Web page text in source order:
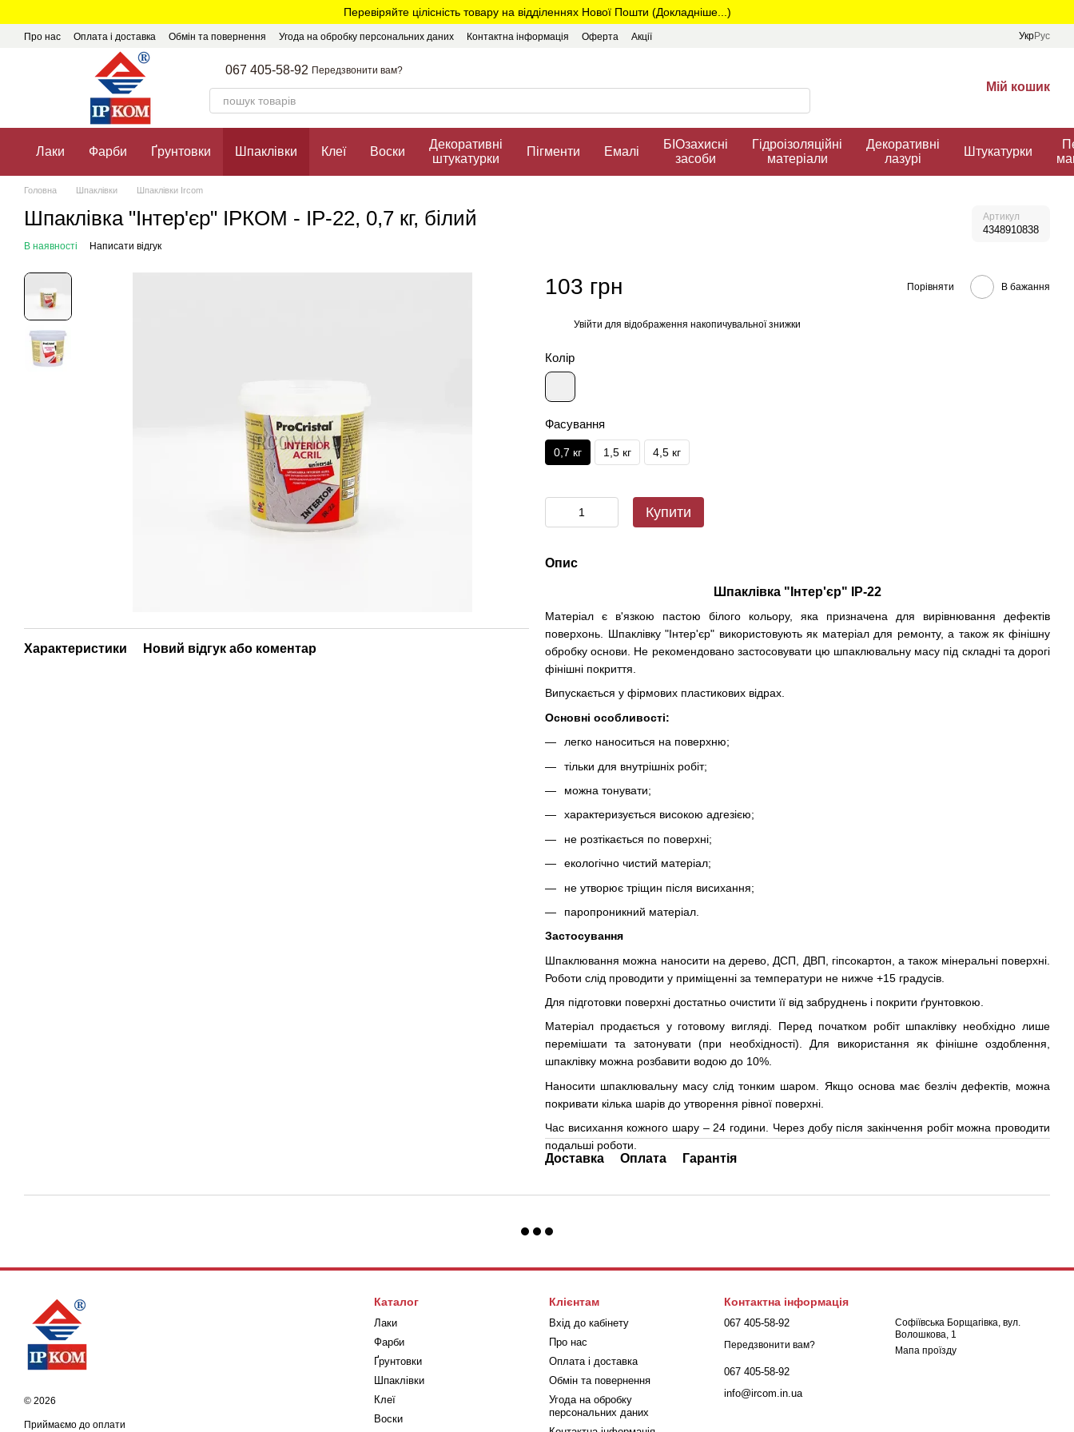
Перевіряйте цілісність товару на відділеннях Нової Пошти (Докладніше...)
Про нас Оплата і доставка Обмін та повернення Угода на обробку персональних даних Контактна інформація Оферта Акції УкрРус
067 405-58-92 Передзвонити вам?
Мій кошик
Лаки Фарби Ґрунтовки Шпаклівки Клеї Воски
Декоративні
штукатурки
Пігменти Емалі
БIOзахисні
засоби
Гідроізоляційні
матеріали
Декоративні
лазурі
Штукатурки
Головна Шпаклівки Шпаклівки Ircom
Шпаклівка "Інтер'єр" ІРКОМ - ІР-22, 0,7 кг, білий Артикул
4348910838
В наявності Написати відгук
Характеристики Новий відгук або коментар
103 грн Порівняти В бажання
Увійти для відображення накопичувальної знижки
Колір
Фасування
0,7 кг 1,5 кг 4,5 кг
Купити
Опис
Шпаклівка "Інтер'єр" ІР-22
Матеріал є в'язкою пастою білого кольору, яка призначена для вирівнювання дефектів
поверхонь. Шпаклівку "Інтер'єр" використовують як матеріал для ремонту, а також як фінішну
обробку основи. Не рекомендовано застосовувати цю шпаклювальну масу під складні та дорогі
фінішні покриття.
Випускається у фірмових пластикових відрах.
Основні особливості:
легко наноситься на поверхню;
тільки для внутрішніх робіт;
можна тонувати;
характеризується високою адгезією;
не розтікається по поверхні;
екологічно чистий матеріал;
не утворює тріщин після висихання;
паропроникний матеріал.
Застосування
Шпаклювання можна наносити на дерево, ДСП, ДВП, гіпсокартон, а також мінеральні поверхні.
Роботи слід проводити у приміщенні за температури не нижче +15 градусів.
Для підготовки поверхні достатньо очистити її від забруднень і покрити ґрунтовкою.
Матеріал продається у готовому вигляді. Перед початком робіт шпаклівку необхідно лише
перемішати та затонувати (при необхідності). Для використання як фінішне оздоблення,
шпаклівку можна розбавити водою до 10%.
Наносити шпаклювальну масу слід тонким шаром. Якщо основа має безліч дефектів, можна
покривати кілька шарів до утворення рівної поверхні.
Час висихання кожного шару – 24 години. Через добу після закінчення робіт можна проводити
подальші роботи.
Доставка Оплата Гарантія
© 2026
Приймаємо до оплати
Каталог
Лаки
Фарби
Ґрунтовки
Шпаклівки
Клеї
Воски
Клієнтам
Вхід до кабінету
Про нас
Оплата і доставка
Обмін та повернення
Угода на обробку
персональних даних
Контактна інформація
067 405-58-92
Передзвонити вам?
067 405-58-92
info@ircom.in.ua
Софіївська Борщагівка, вул.
Волошкова, 1
Мапа проїзду